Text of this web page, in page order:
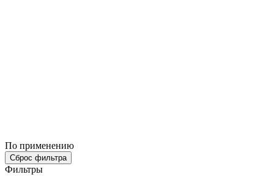
По применению
Сброс фильтра
Фильтры